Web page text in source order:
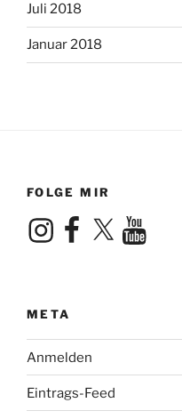
Juli 2018
Januar 2018
FOLGE MIR
InstagramFacebook
X YouTube
META
Anmelden
Eintrags-Feed